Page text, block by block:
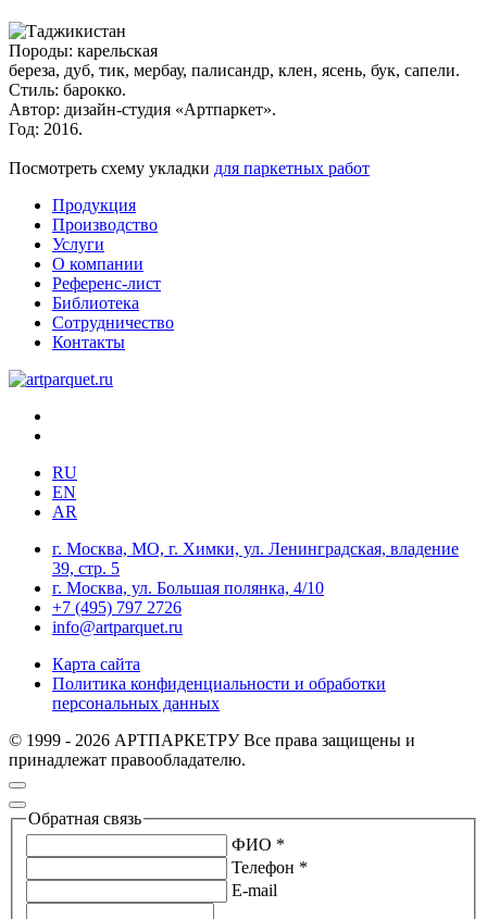
Породы: карельская
береза, дуб, тик, мербау, палисандр, клен, ясень, бук, сапели.
Стиль: барокко.
Автор: дизайн-студия «Артпаркет».
Год: 2016.
Посмотреть схему укладки для паркетных работ
Продукция
Производство
Услуги
О компании
Референс-лист
Библиотека
Сотрудничество
Контакты
RU
EN
AR
г. Москва, МО, г. Химки, ул. Ленинградская, владение
39, стр. 5
г. Москва, ул. Большая полянка, 4/10
+7 (495) 797 2726
info@artparquet.ru
Карта сайта
Политика конфиденциальности и обработки
персональных данных
© 1999 - 2026 АРТПАРКЕТРУ Все права защищены и
принадлежат правообладателю.
Обратная связь
ФИО *
Телефон *
E-mail